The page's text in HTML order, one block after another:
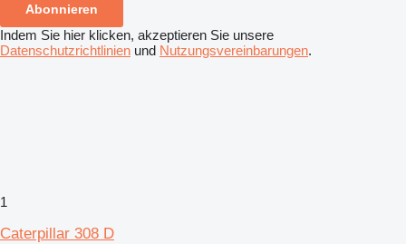
Abonnieren
Indem Sie hier klicken, akzeptieren Sie unsere
Datenschutzrichtlinien und Nutzungsvereinbarungen.
1
Caterpillar 308 D